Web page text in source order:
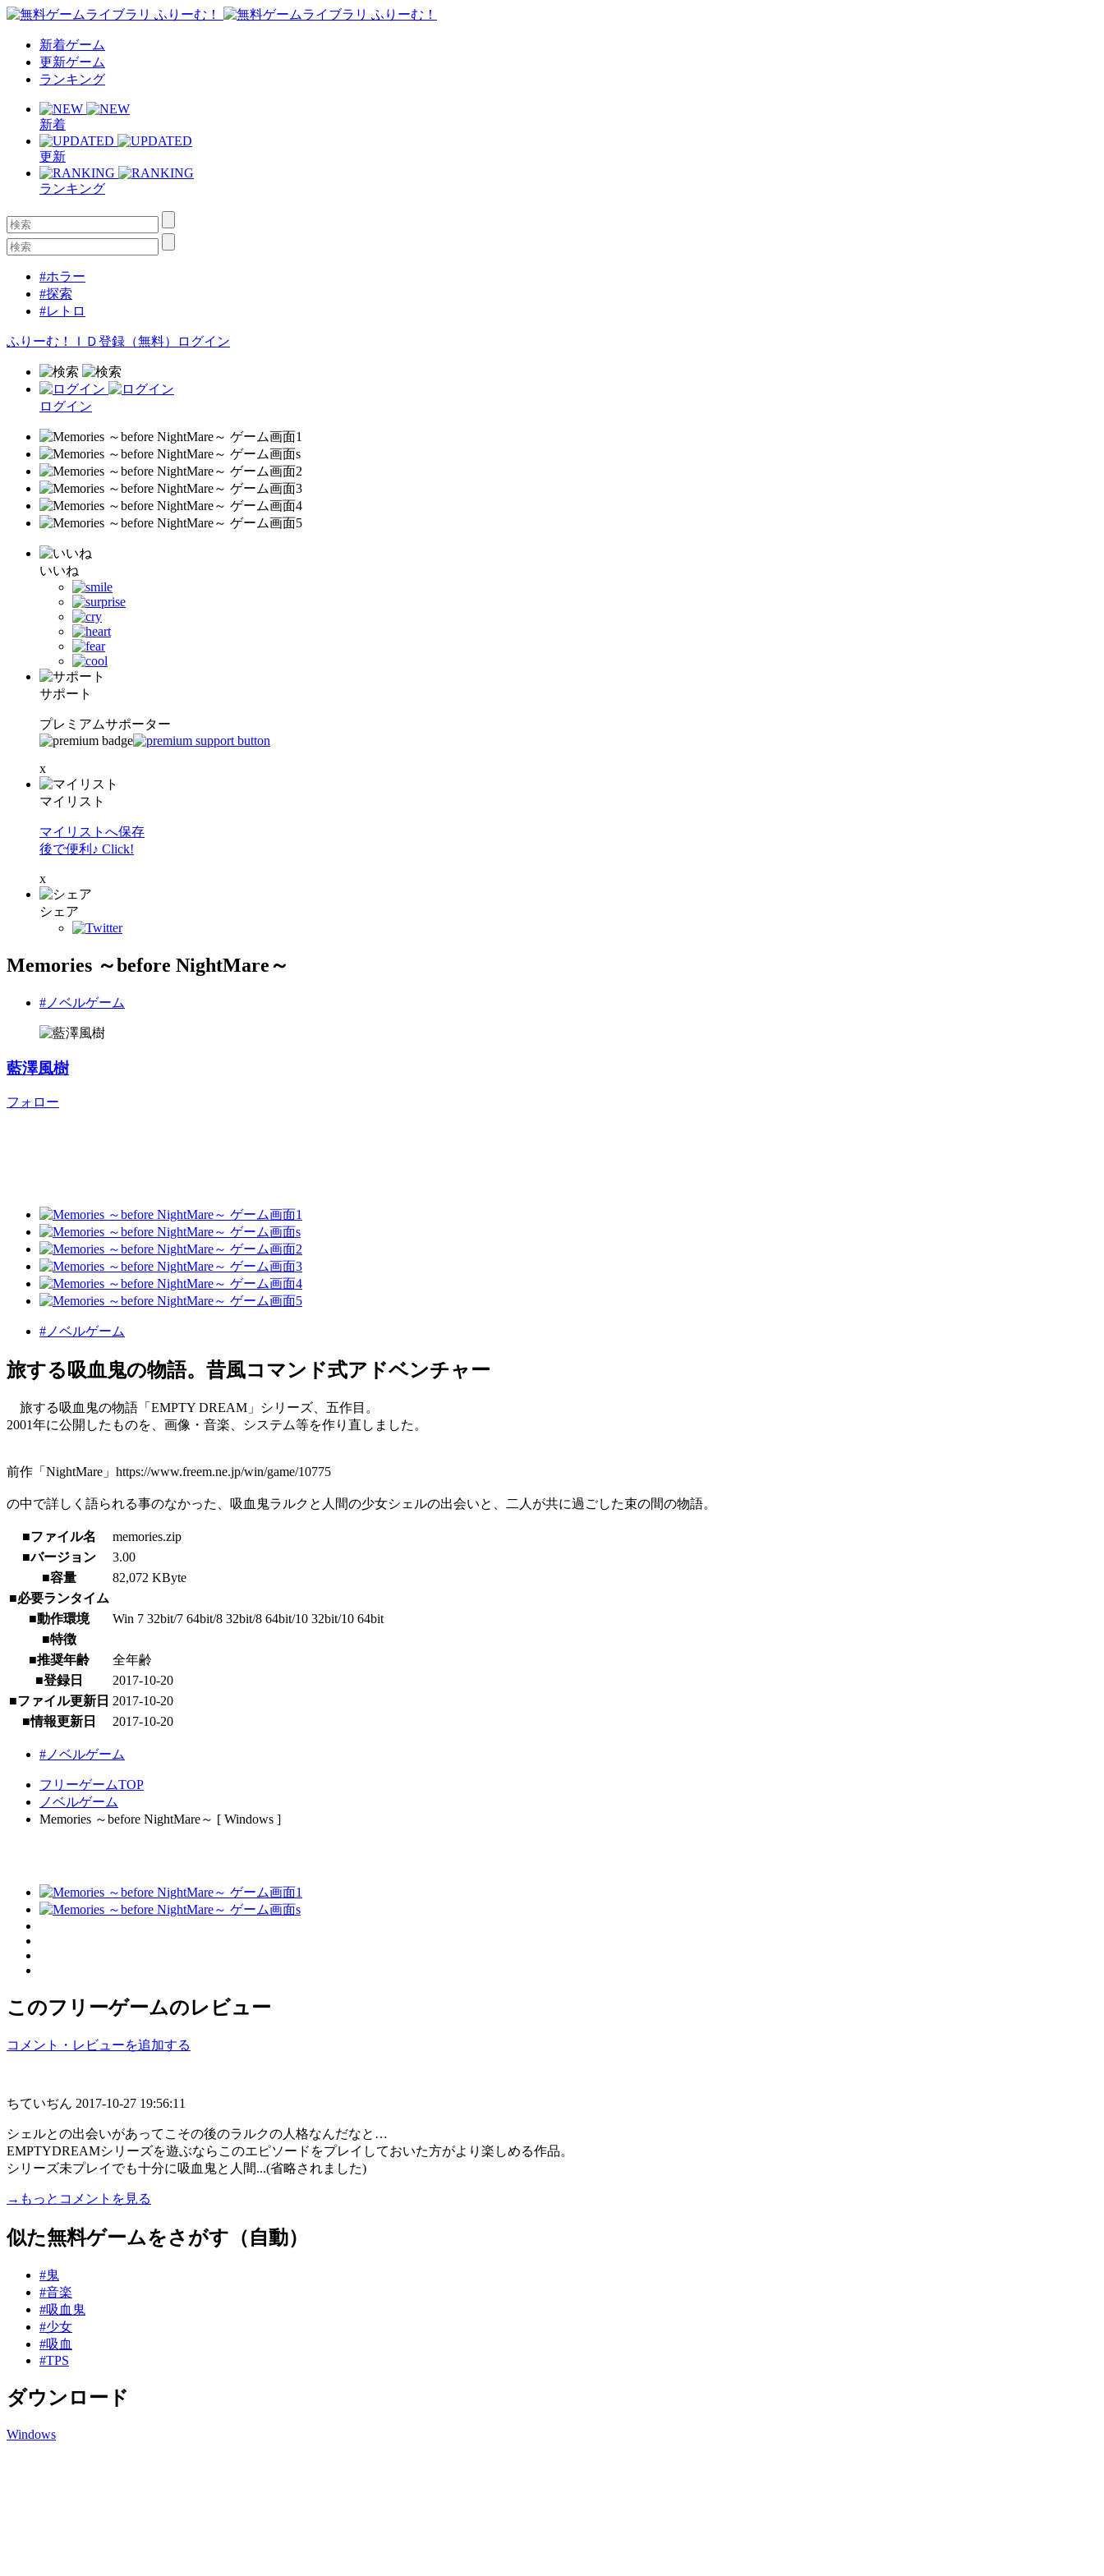
新着ゲーム
更新ゲーム
ランキング
新着
更新
ランキング
#ホラー
#探索
#レトロ
ふりーむ！ＩＤ登録（無料） ログイン
ログイン
いいね
サポート
プレミアムサポーター
x
マイリスト
マイリストへ保存
後で便利♪ Click!
x
シェア
Memories ～before NightMare～
#ノベルゲーム
藍澤風樹
フォロー
#ノベルゲーム
旅する吸血鬼の物語。昔風コマンド式アドベンチャー
旅する吸血鬼の物語「EMPTY DREAM」シリーズ、五作目。
2001年に公開したものを、画像・音楽、システム等を作り直しました。
前作「NightMare」https://www.freem.ne.jp/win/game/10775
の中で詳しく語られる事のなかった、吸血鬼ラルクと人間の少女シェルの出会いと、二人が共に過ごした束の間の物語。
■ファイル名
memories.zip
■バージョン
3.00
■容量
82,072 KByte
■必要ランタイム
■動作環境
Win 7 32bit/7 64bit/8 32bit/8 64bit/10 32bit/10 64bit
■特徴
■推奨年齢
全年齢
■登録日
2017-10-20
■ファイル更新日 2017-10-20
■情報更新日
2017-10-20
#ノベルゲーム
フリーゲームTOP
ノベルゲーム
Memories ～before NightMare～ [ Windows ]
このフリーゲームのレビュー
コメント・レビューを追加する
ちていぢん 2017-10-27 19:56:11
シェルとの出会いがあってこその後のラルクの人格なんだなと…
EMPTYDREAMシリーズを遊ぶならこのエピソードをプレイしておいた方がより楽しめる作品。
シリーズ未プレイでも十分に吸血鬼と人間...(省略されました)
→もっとコメントを見る
似た無料ゲームをさがす（自動）
#鬼
#音楽
#吸血鬼
#少女
#吸血
#TPS
ダウンロード
Windows